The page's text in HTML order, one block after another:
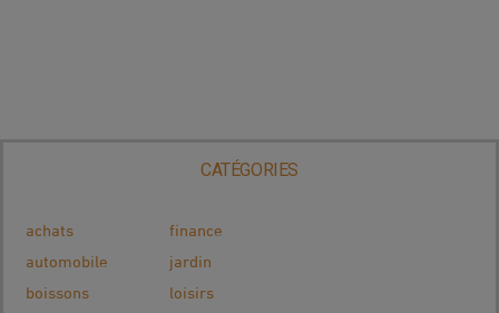
CATÉGORIES
achats
automobile
boissons
finance
jardin
loisirs